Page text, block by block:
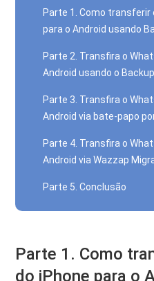
Parte 1. Como transferir
para o Android usando
Parte 2. Transfira o
Android usando o
Parte 3. Transfira o
Android via bate-papo
Parte 4. Transfira o
Android via Wazzap
Parte 5. Conclusão
Parte 1. Como
do iPhone para o